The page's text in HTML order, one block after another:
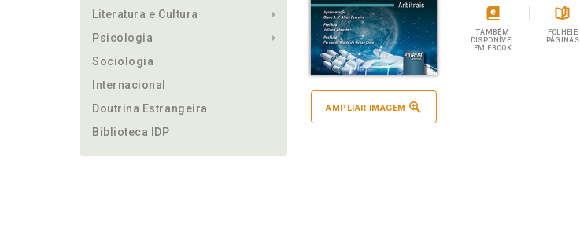
Literatura e Cultura
Psicologia
Sociologia
Internacional
Doutrina Estrangeira
Biblioteca IDP
AMPLIAR IMAGEM
TAMBÉM
DISPONÍVEL
EM EBOOK
FOLHEIE
PÁGINAS